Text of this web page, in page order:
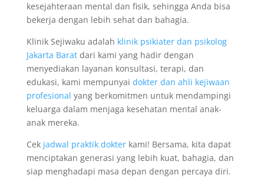
kesejahteraan mental dan fisik, sehingga Anda bisa
bekerja dengan lebih sehat dan bahagia.
Klinik Sejiwaku adalah klinik psikiater dan psikolog
Jakarta Baratdari kami yang hadir dengan
menyediakan layanan konsultasi, terapi, dan
edukasi, kami mempunyai dokter dan ahli kejiwaan
profesional yang berkomitmen untuk mendampingi
keluarga dalam menjaga kesehatan mental anak-
anak mereka.
Cek jadwal praktik dokterkami! Bersama, kita dapat
menciptakan generasi yang lebih kuat, bahagia, dan
siap menghadapi masa depan dengan percaya diri.